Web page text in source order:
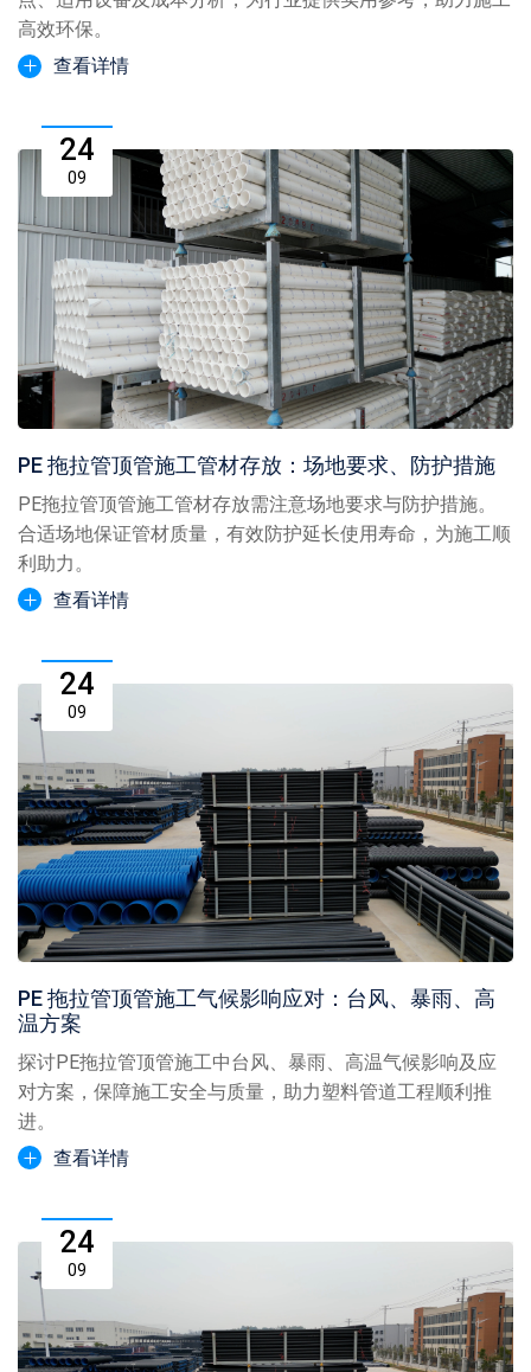
高效环保。
查看详情
24
09
PE 拖拉管顶管施工管材存放：场地要求、防护措施
PE拖拉管顶管施工管材存放需注意场地要求与防护措施。
合适场地保证管材质量，有效防护延长使用寿命，为施工顺
利助力。
查看详情
24
09
PE 拖拉管顶管施工气候影响应对：台风、暴雨、高
温方案
探讨PE拖拉管顶管施工中台风、暴雨、高温气候影响及应
对方案，保障施工安全与质量，助力塑料管道工程顺利推
进。
查看详情
24
09